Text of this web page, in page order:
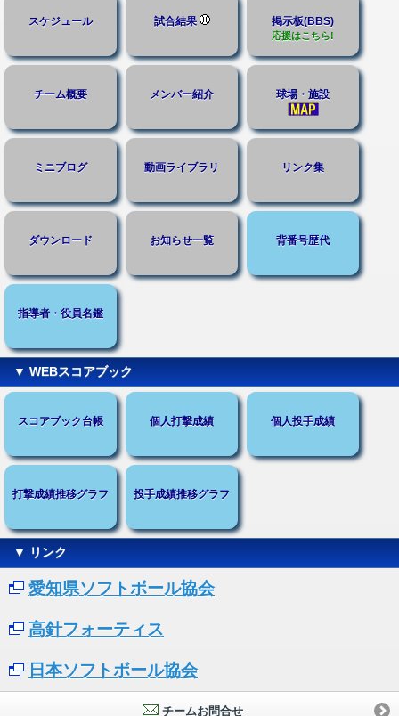
スケジュール 試合結果 掲示板(BBS)
応援はこちら!
チーム概要 メンバー紹介 球場・施設
ミニブログ 動画ライブラリ リンク集
ダウンロード お知らせ一覧 背番号歴代
指導者・役員名鑑
▼ WEBスコアブック
スコアブック台帳 個人打撃成績 個人投手成績
打撃成績推移グラフ 投手成績推移グラフ
▼ リンク
愛知県ソフトボール協会
高針フォーティス
日本ソフトボール協会
チームお問合せ